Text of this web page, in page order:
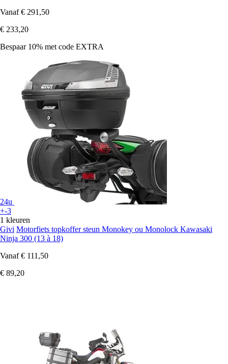
Vanaf € 291,50
€ 233,20
Bespaar 10% met code EXTRA
24u
+-3
1 kleuren
Givi Motorfiets topkoffer steun Monokey ou Monolock Kawasaki
Ninja 300 (13 à 18)
Vanaf € 111,50
€ 89,20